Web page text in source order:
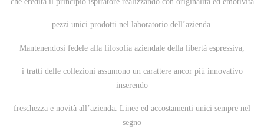
pezzi unici prodotti nel laboratorio dell’azienda.
Mantenendosi fedele alla filosofia aziendale della libertà espressiva,
i tratti delle collezioni assumono un carattere ancor più innovativo
inserendo
freschezza e novità all’azienda. Linee ed accostamenti unici sempre nel
segno